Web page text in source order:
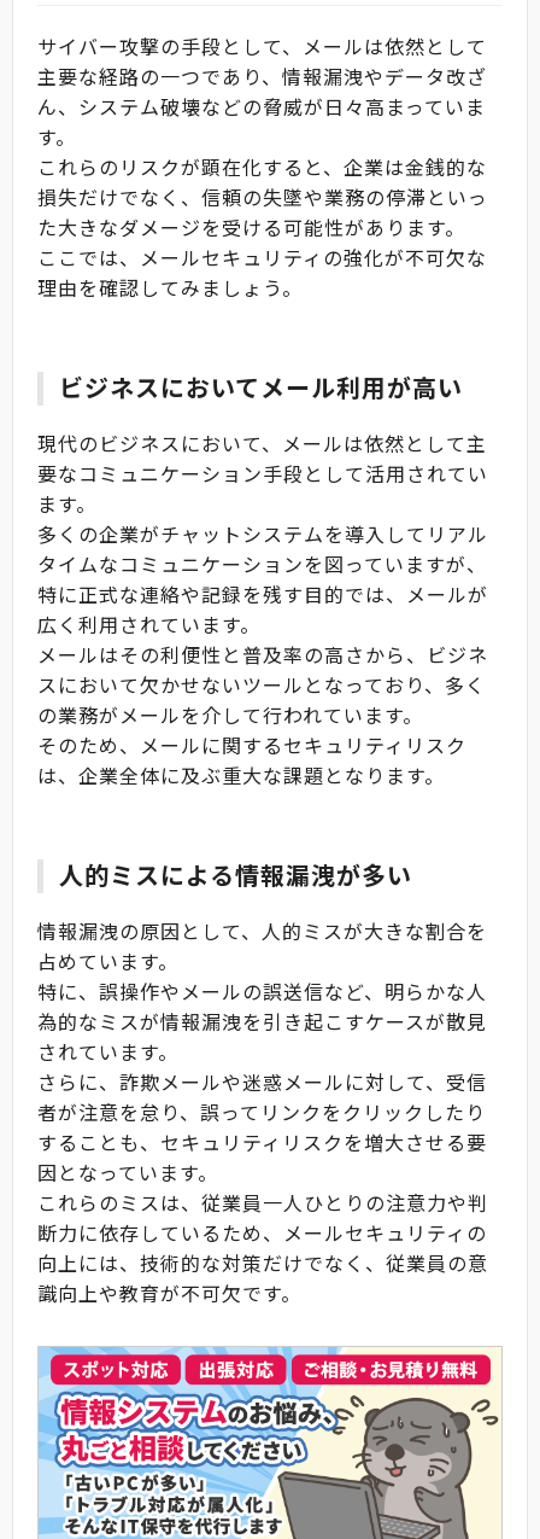
サイバー攻撃の手段として、メールは依然として
主要な経路の一つであり、情報漏洩やデータ改ざ
ん、システム破壊などの脅威が日々高まっていま
す。
これらのリスクが顕在化すると、企業は金銭的な
損失だけでなく、信頼の失墜や業務の停滞といっ
た大きなダメージを受ける可能性があります。
ここでは、メールセキュリティの強化が不可欠な
理由を確認してみましょう。
ビジネスにおいてメール利用が高い
現代のビジネスにおいて、メールは依然として主
要なコミュニケーション手段として活用されてい
ます。
多くの企業がチャットシステムを導入してリアル
タイムなコミュニケーションを図っていますが、
特に正式な連絡や記録を残す目的では、メールが
広く利用されています。
メールはその利便性と普及率の高さから、ビジネ
スにおいて欠かせないツールとなっており、多く
の業務がメールを介して行われています。
そのため、メールに関するセキュリティリスク
は、企業全体に及ぶ重大な課題となります。
人的ミスによる情報漏洩が多い
情報漏洩の原因として、人的ミスが大きな割合を
占めています。
特に、誤操作やメールの誤送信など、明らかな人
為的なミスが情報漏洩を引き起こすケースが散見
されています。
さらに、詐欺メールや迷惑メールに対して、受信
者が注意を怠り、誤ってリンクをクリックしたり
することも、セキュリティリスクを増大させる要
因となっています。
これらのミスは、従業員一人ひとりの注意力や判
断力に依存しているため、メールセキュリティの
向上には、技術的な対策だけでなく、従業員の意
識向上や教育が不可欠です。